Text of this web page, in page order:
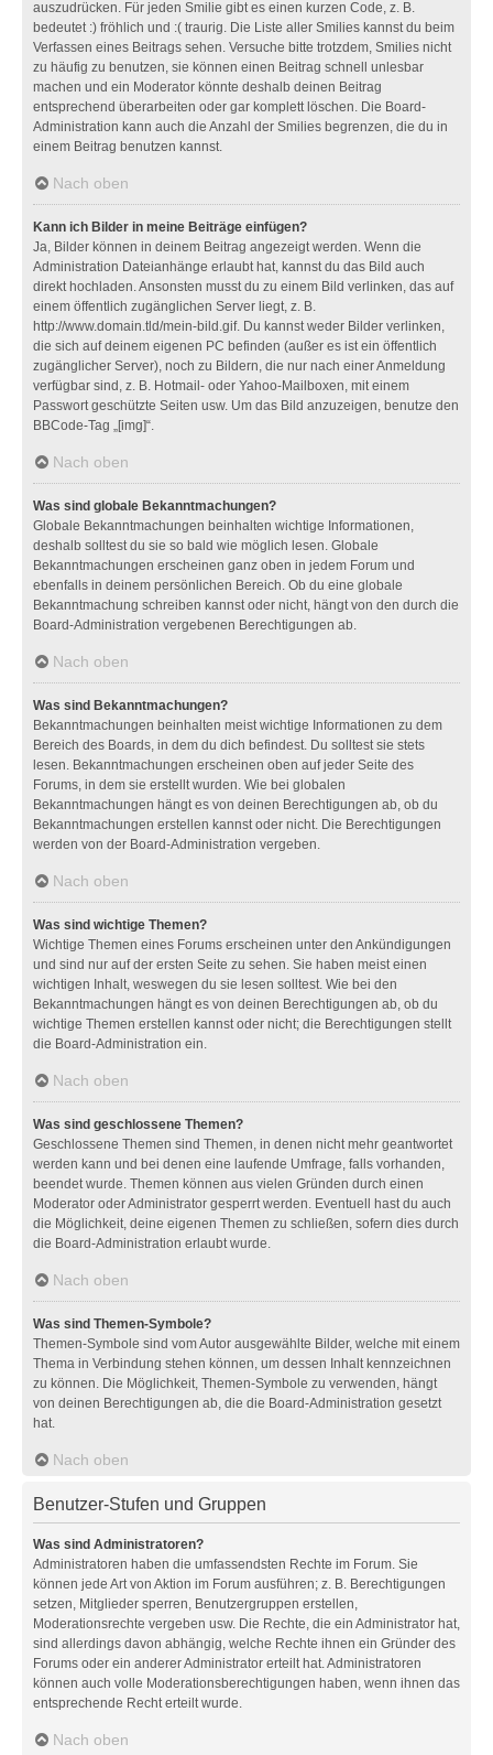
auszudrücken. Für jeden Smilie gibt es einen kurzen Code, z. B.
bedeutet :) fröhlich und :( traurig. Die Liste aller Smilies kannst du beim
Verfassen eines Beitrags sehen. Versuche bitte trotzdem, Smilies nicht
zu häufig zu benutzen, sie können einen Beitrag schnell unlesbar
machen und ein Moderator könnte deshalb deinen Beitrag
entsprechend überarbeiten oder gar komplett löschen. Die Board-
Administration kann auch die Anzahl der Smilies begrenzen, die du in
einem Beitrag benutzen kannst.
Nach oben
Kann ich Bilder in meine Beiträge einfügen?
Ja, Bilder können in deinem Beitrag angezeigt werden. Wenn die
Administration Dateianhänge erlaubt hat, kannst du das Bild auch
direkt hochladen. Ansonsten musst du zu einem Bild verlinken, das auf
einem öffentlich zugänglichen Server liegt, z. B.
http://www.domain.tld/mein-bild.gif. Du kannst weder Bilder verlinken,
die sich auf deinem eigenen PC befinden (außer es ist ein öffentlich
zugänglicher Server), noch zu Bildern, die nur nach einer Anmeldung
verfügbar sind, z. B. Hotmail- oder Yahoo-Mailboxen, mit einem
Passwort geschützte Seiten usw. Um das Bild anzuzeigen, benutze den
BBCode-Tag „[img]“.
Nach oben
Was sind globale Bekanntmachungen?
Globale Bekanntmachungen beinhalten wichtige Informationen,
deshalb solltest du sie so bald wie möglich lesen. Globale
Bekanntmachungen erscheinen ganz oben in jedem Forum und
ebenfalls in deinem persönlichen Bereich. Ob du eine globale
Bekanntmachung schreiben kannst oder nicht, hängt von den durch die
Board-Administration vergebenen Berechtigungen ab.
Nach oben
Was sind Bekanntmachungen?
Bekanntmachungen beinhalten meist wichtige Informationen zu dem
Bereich des Boards, in dem du dich befindest. Du solltest sie stets
lesen. Bekanntmachungen erscheinen oben auf jeder Seite des
Forums, in dem sie erstellt wurden. Wie bei globalen
Bekanntmachungen hängt es von deinen Berechtigungen ab, ob du
Bekanntmachungen erstellen kannst oder nicht. Die Berechtigungen
werden von der Board-Administration vergeben.
Nach oben
Was sind wichtige Themen?
Wichtige Themen eines Forums erscheinen unter den Ankündigungen
und sind nur auf der ersten Seite zu sehen. Sie haben meist einen
wichtigen Inhalt, weswegen du sie lesen solltest. Wie bei den
Bekanntmachungen hängt es von deinen Berechtigungen ab, ob du
wichtige Themen erstellen kannst oder nicht; die Berechtigungen stellt
die Board-Administration ein.
Nach oben
Was sind geschlossene Themen?
Geschlossene Themen sind Themen, in denen nicht mehr geantwortet
werden kann und bei denen eine laufende Umfrage, falls vorhanden,
beendet wurde. Themen können aus vielen Gründen durch einen
Moderator oder Administrator gesperrt werden. Eventuell hast du auch
die Möglichkeit, deine eigenen Themen zu schließen, sofern dies durch
die Board-Administration erlaubt wurde.
Nach oben
Was sind Themen-Symbole?
Themen-Symbole sind vom Autor ausgewählte Bilder, welche mit einem
Thema in Verbindung stehen können, um dessen Inhalt kennzeichnen
zu können. Die Möglichkeit, Themen-Symbole zu verwenden, hängt
von deinen Berechtigungen ab, die die Board-Administration gesetzt
hat.
Nach oben
Benutzer-Stufen und Gruppen
Was sind Administratoren?
Administratoren haben die umfassendsten Rechte im Forum. Sie
können jede Art von Aktion im Forum ausführen; z. B. Berechtigungen
setzen, Mitglieder sperren, Benutzergruppen erstellen,
Moderationsrechte vergeben usw. Die Rechte, die ein Administrator hat,
sind allerdings davon abhängig, welche Rechte ihnen ein Gründer des
Forums oder ein anderer Administrator erteilt hat. Administratoren
können auch volle Moderationsberechtigungen haben, wenn ihnen das
entsprechende Recht erteilt wurde.
Nach oben